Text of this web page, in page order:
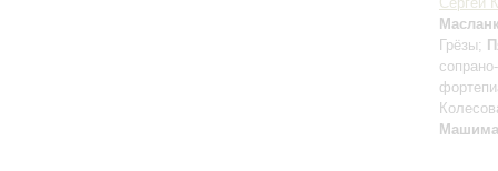
Грёзы;
Машима